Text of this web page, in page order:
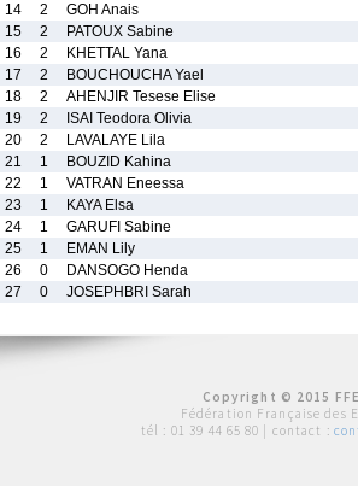
14
2
GOH Anais
15
2
PATOUX Sabine
16
2
KHETTAL Yana
17
2
BOUCHOUCHA Yael
18
2
AHENJIR Tesese Elise
19
2
ISAI Teodora Olivia
20
2
LAVALAYE Lila
21
1
BOUZID Kahina
22
1
VATRAN Eneessa
23
1
KAYA Elsa
24
1
GARUFI Sabine
25
1
EMAN Lily
26
0
DANSOGO Henda
27
0 JOSEPHBRI Sarah
Copyright © 2015
Fédération Française des
tél : 01 39 44 65 80 | contact :